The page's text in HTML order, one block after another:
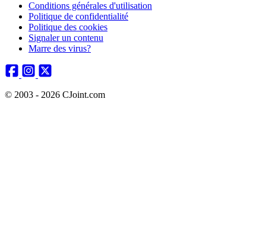
Conditions générales d'utilisation
Politique de confidentialité
Politique des cookies
Signaler un contenu
Marre des virus?
© 2003 - 2026 CJoint.com